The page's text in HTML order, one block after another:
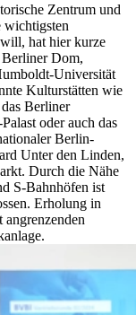
Zentrum und
wichtigsten
hat hier kurze
Berliner Dom,
Universität
Kulturstätten wie
Berliner
oder auch das
Berlin-
Unter den Linden,
Durch die Nähe
S-Bahnhöfen ist
Erholung in